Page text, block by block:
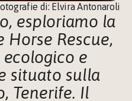
di: Elvira Antonaroli
esploriamo la
Horse Rescue,
e
situato sulla
Tenerife. Il